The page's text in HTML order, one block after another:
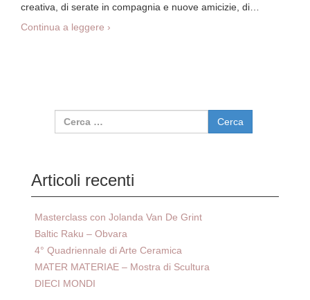
creativa, di serate in compagnia e nuove amicizie, di
Continua a leggere INIZIANO I CORSI ESTIVI
›
Articoli recenti
Masterclass con Jolanda Van De Grint
Baltic Raku – Obvara
4° Quadriennale di Arte Ceramica
MATER MATERIAE – Mostra di Scultura
DIECI MONDI